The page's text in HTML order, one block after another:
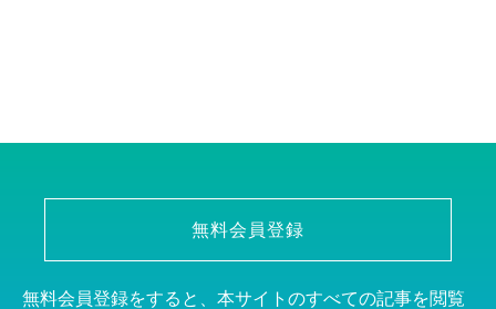
無料会員登録
無料会員登録をすると、本サイトのすべての記事を閲覧